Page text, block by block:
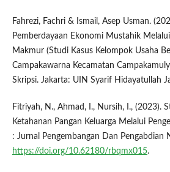
Fahrezi, Fachri & Ismail, Asep Usman.
Pemberdayaan Ekonomi Mustahik
Makmur (Studi Kasus Kelompok Usaha
Campakawarna Kecamatan
Skripsi. Jakarta: UIN Syarif Hidayatullah
Fitriyah, N., Ahmad, I., Nursih, I., (2023).
Ketahanan Pangan Keluarga Melalui
: Jurnal Pengembangan Dan Pengabdian
https://doi.org/10.62180/rbqmx015.